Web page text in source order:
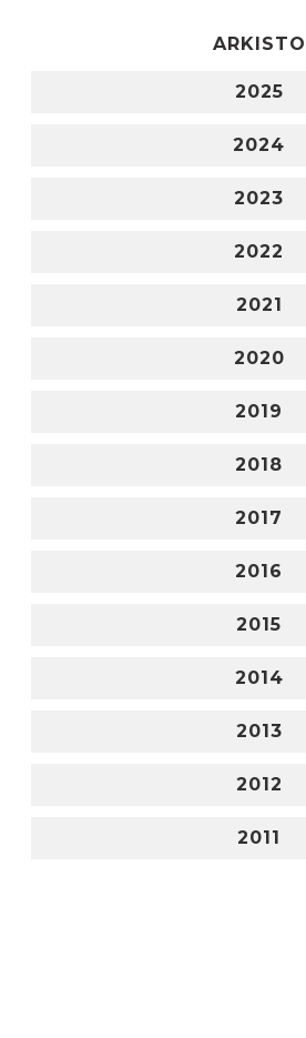
ARKISTO
2025
2024
2023
2022
2021
2020
2019
2018
2017
2016
2015
2014
2013
2012
2011